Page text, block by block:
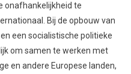
onafhankelijkheid te
Bij de opbouw van
een socialistische politieke
om samen te werken met
en andere Europese landen,